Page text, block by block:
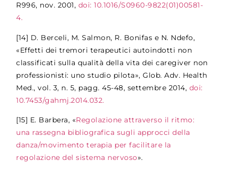
R996, nov. 2001, doi: 10.1016/S0960-9822(01)00581-
4.
[14] D. Berceli, M. Salmon, R. Bonifas e N. Ndefo,
«Effetti dei tremori terapeutici autoindotti non
classificati sulla qualità della vita dei caregiver non
professionisti: uno studio pilota», Glob. Adv. Health
Med., vol. 3, n. 5, pagg. 45-48, settembre 2014, doi:
10.7453/gahmj.2014.032.
[15] E. Barbera, «Regolazione attraverso il ritmo:
una rassegna bibliografica sugli approcci della
danza/movimento terapia per facilitare la
regolazione del sistema nervoso».